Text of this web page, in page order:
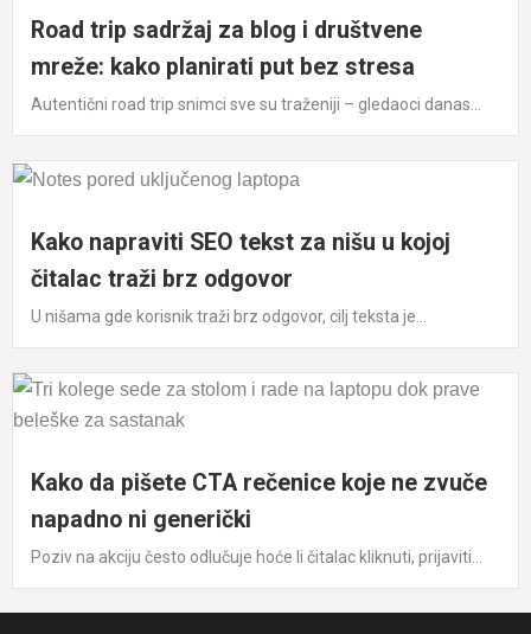
Road trip sadržaj za blog i društvene
mreže: kako planirati put bez stresa
Autentični road trip snimci sve su traženiji – gledaoci danas...
Kako napraviti SEO tekst za nišu u kojoj
čitalac traži brz odgovor
U nišama gde korisnik traži brz odgovor, cilj teksta je...
Kako da pišete CTA rečenice koje ne zvuče
napadno ni generički
Poziv na akciju često odlučuje hoće li čitalac kliknuti, prijaviti...